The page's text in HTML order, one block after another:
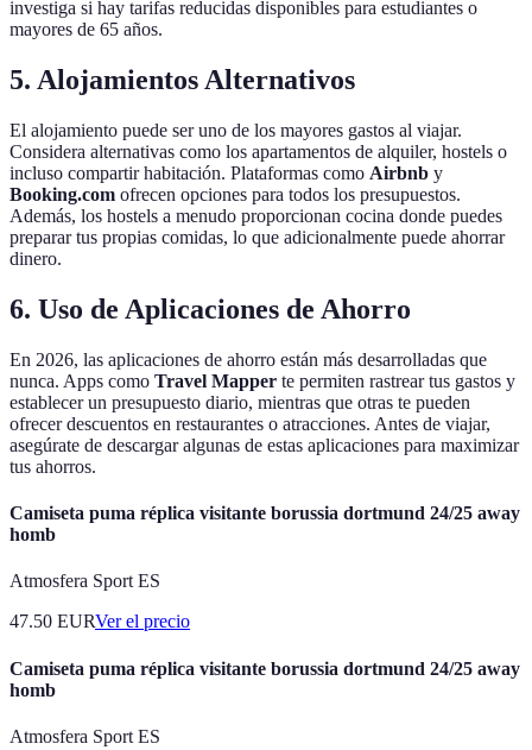
investiga si hay tarifas reducidas disponibles para estudiantes o
mayores de 65 años.
5. Alojamientos Alternativos
El alojamiento puede ser uno de los mayores gastos al viajar.
Considera alternativas como los apartamentos de alquiler, hostels o
incluso compartir habitación. Plataformas como Airbnb y
Booking.com ofrecen opciones para todos los presupuestos.
Además, los hostels a menudo proporcionan cocina donde puedes
preparar tus propias comidas, lo que adicionalmente puede ahorrar
dinero.
6. Uso de Aplicaciones de Ahorro
En 2026, las aplicaciones de ahorro están más desarrolladas que
nunca. Apps como Travel Mapper te permiten rastrear tus gastos y
establecer un presupuesto diario, mientras que otras te pueden
ofrecer descuentos en restaurantes o atracciones. Antes de viajar,
asegúrate de descargar algunas de estas aplicaciones para maximizar
tus ahorros.
Camiseta puma réplica visitante borussia dortmund 24/25 away
homb
Atmosfera Sport ES
47.50 EURVer el precio
Camiseta puma réplica visitante borussia dortmund 24/25 away
homb
Atmosfera Sport ES